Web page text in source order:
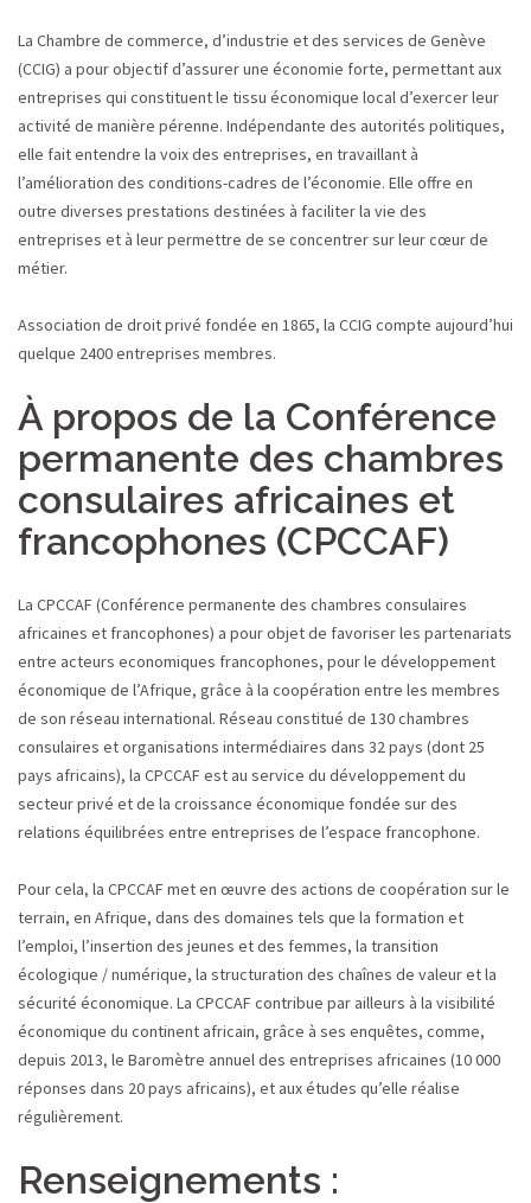
La Chambre de commerce, d’industrie et des services de Genève
(CCIG) a pour objectif d’assurer une économie forte, permettant aux
entreprises qui constituent le tissu économique local d’exercer leur
activité de manière pérenne. Indépendante des autorités politiques,
elle fait entendre la voix des entreprises, en travaillant à
l’amélioration des conditions-cadres de l’économie. Elle offre en
outre diverses prestations destinées à faciliter la vie des
entreprises et à leur permettre de se concentrer sur leur cœur de
métier.
Association de droit privé fondée en 1865, la CCIG compte aujourd’hui
quelque 2400 entreprises membres.
À propos de la Conférence
permanente des chambres
consulaires africaines et
francophones (CPCCAF)
La CPCCAF (Conférence permanente des chambres consulaires
africaines et francophones) a pour objet de favoriser les partenariats
entre acteurs economiques francophones, pour le développement
économique de l’Afrique, grâce à la coopération entre les membres
de son réseau international. Réseau constitué de 130 chambres
consulaires et organisations intermédiaires dans 32 pays (dont 25
pays africains), la CPCCAF est au service du développement du
secteur privé et de la croissance économique fondée sur des
relations équilibrées entre entreprises de l’espace francophone.
Pour cela, la CPCCAF met en œuvre des actions de coopération sur le
terrain, en Afrique, dans des domaines tels que la formation et
l’emploi, l’insertion des jeunes et des femmes, la transition
écologique / numérique, la structuration des chaînes de valeur et la
sécurité économique. La CPCCAF contribue par ailleurs à la visibilité
économique du continent africain, grâce à ses enquêtes, comme,
depuis 2013, le Baromètre annuel des entreprises africaines (10 000
réponses dans 20 pays africains), et aux études qu’elle réalise
régulièrement.
Renseignements :